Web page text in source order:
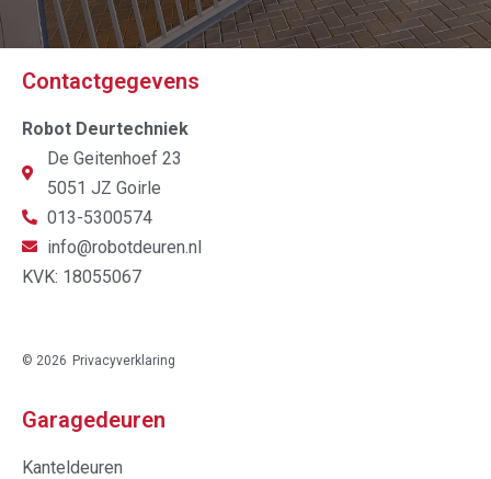
Contactgegevens
Robot Deurtechniek
De Geitenhoef 23
5051 JZ Goirle
013-5300574
info@robotdeuren.nl
KVK: 18055067
© 2026 Privacyverklaring
Garagedeuren
Kanteldeuren